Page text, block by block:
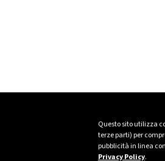
Questo sito utilizza
terze parti) per
pubblicità in linea
Privacy Policy.